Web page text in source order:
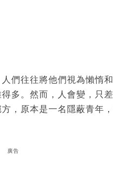
們往往將他們視為懶惰
多。然而，人會變，只
，原本是一名隱蔽青年
廣告